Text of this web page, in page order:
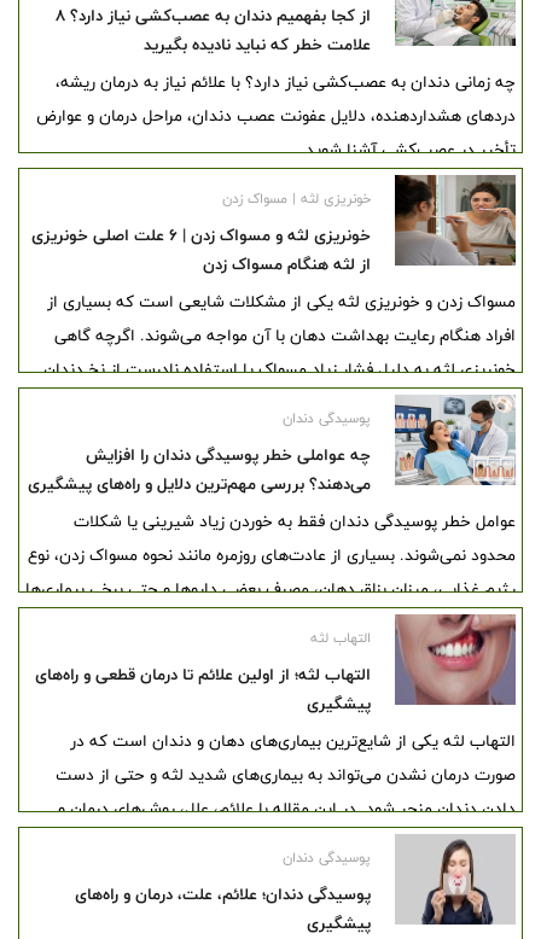
از کجا بفهمیم دندان به عصب‌کشی نیاز دارد؟ ۸
علامت خطر که نباید نادیده بگیرید
چه زمانی دندان به عصب‌کشی نیاز دارد؟ با علائم نیاز به درمان ریشه،
دردهای هشداردهنده، دلایل عفونت عصب دندان، مراحل درمان و عوارض
تأخیر در عصب‌کشی آشنا شوید.
خونریزی لثه | مسواک زدن
خونریزی لثه و مسواک زدن | ۶ علت اصلی خونریزی
از لثه هنگام مسواک زدن
مسواک زدن و خونریزی لثه یکی از مشکلات شایعی است که بسیاری از
افراد هنگام رعایت بهداشت دهان با آن مواجه می‌شوند. اگرچه گاهی
خونریزی لثه به دلیل فشار زیاد مسواک یا استفاده نادرست از نخ دندان
ایجاد می‌شود، اما در بسیاری از موارد می‌تواند نشانه التهاب لثه، تجمع
پلاک‌های باکتریایی یا مشکلات جدی‌تر دهان و دندان باشد.
پوسیدگی دندان
چه عواملی خطر پوسیدگی دندان را افزایش
می‌دهند؟ بررسی مهم‌ترین دلایل و راه‌های پیشگیری
عوامل خطر پوسیدگی دندان فقط به خوردن زیاد شیرینی یا شکلات
محدود نمی‌شوند. بسیاری از عادت‌های روزمره مانند نحوه مسواک زدن، نوع
رژیم غذایی، میزان بزاق دهان، مصرف بعضی داروها و حتی برخی بیماری‌ها
می‌توانند احتمال پوسیدگی را افزایش دهند. شناخت این عوامل به افراد
کمک می‌کند قبل از ایجاد درد، عفونت یا تخریب جدی دندان، اقدامات
پیشگیرانه مناسبی انجام دهند.
التهاب لثه
التهاب لثه؛ از اولین علائم تا درمان قطعی و راه‌های
پیشگیری
التهاب لثه یکی از شایع‌ترین بیماری‌های دهان و دندان است که در
صورت درمان نشدن می‌تواند به بیماری‌های شدید لثه و حتی از دست
دادن دندان منجر شود. در این مقاله با علائم، علل، روش‌های درمان و
پیشگیری از التهاب لثه آشنا شوید.
پوسیدگی دندان
پوسیدگی دندان؛ علائم، علت، درمان و راه‌های
پیشگیری